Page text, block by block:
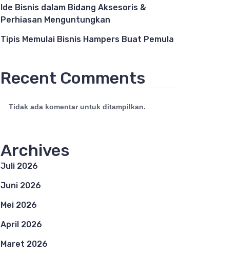
Ide Bisnis dalam Bidang Aksesoris &
Perhiasan Menguntungkan
Tipis Memulai Bisnis Hampers Buat Pemula
Recent Comments
Tidak ada komentar untuk ditampilkan.
Archives
Juli 2026
Juni 2026
Mei 2026
April 2026
Maret 2026